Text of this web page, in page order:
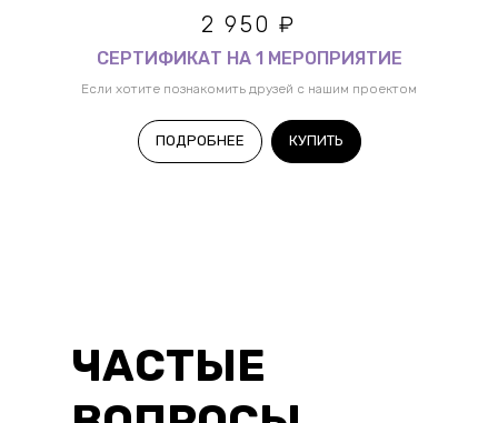
2 950 ₽
СЕРТИФИКАТ НА 1 МЕРОПРИЯТИЕ
Если хотите познакомить друзей с нашим проектом
ПОДРОБНЕЕ КУПИТЬ
ЧАСТЫЕ